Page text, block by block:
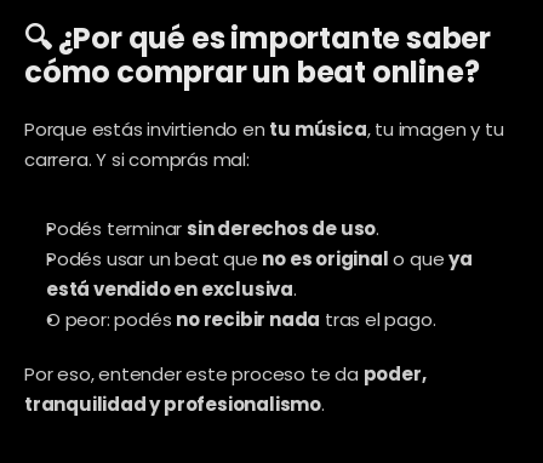
🔍 ¿Por qué es importante saber
cómo comprar un beat online?
Porque estás invirtiendo en tu música, tu imagen y tu
carrera. Y si comprás mal:
Podés terminar sin derechos de uso.
Podés usar un beat que no es original o que ya
está vendido en exclusiva.
O peor: podés no recibir nada tras el pago.
Por eso, entender este proceso te da poder,
tranquilidad y profesionalismo.